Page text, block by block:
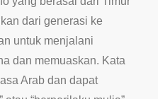
dari generasi ke
untuk menjalani
dan memuaskan. Kata
Arab dan dapat